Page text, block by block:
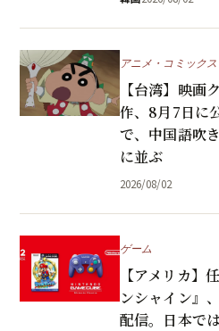
アニメ・コミックス
【台湾】映画
作、8月7日に
で、中国語吹
に並ぶ
2026/08/02
ゲーム
【アメリカ】
ンシャイン』
配信。日本で